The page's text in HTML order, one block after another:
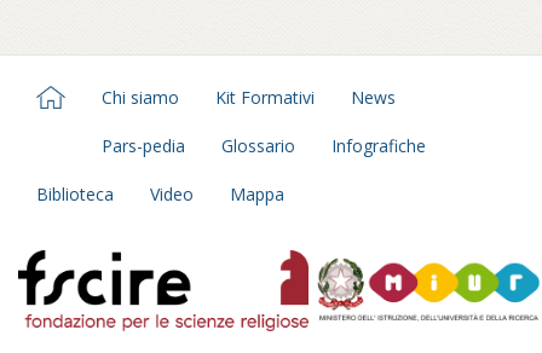
Chi siamo Kit Formativi News
Pars-pedia Glossario Infografiche
Biblioteca Video Mappa